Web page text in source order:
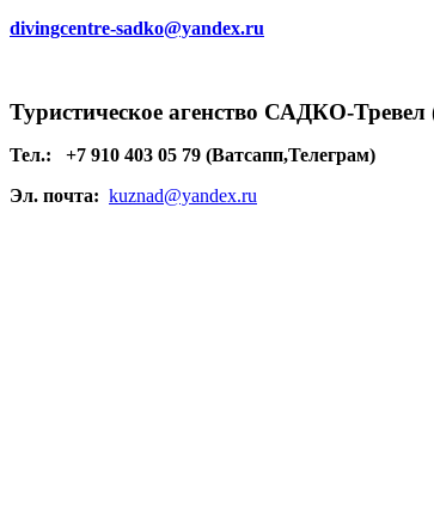
divingcentre-sadko@yandex.ru
Туристическое агенство САДКО-
Тел.:
+7 910 403 05 79 (Ватсапп,Телеграм)
Эл. почта: kuznad@yandex.ru